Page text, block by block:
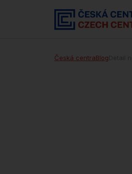
Česká centraBlog